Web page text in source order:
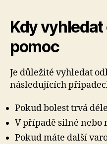
Kdy
pomoc
Je důležité vyhledat
následujících
Pokud bolest trvá
V případě silné nebo
Pokud máte další